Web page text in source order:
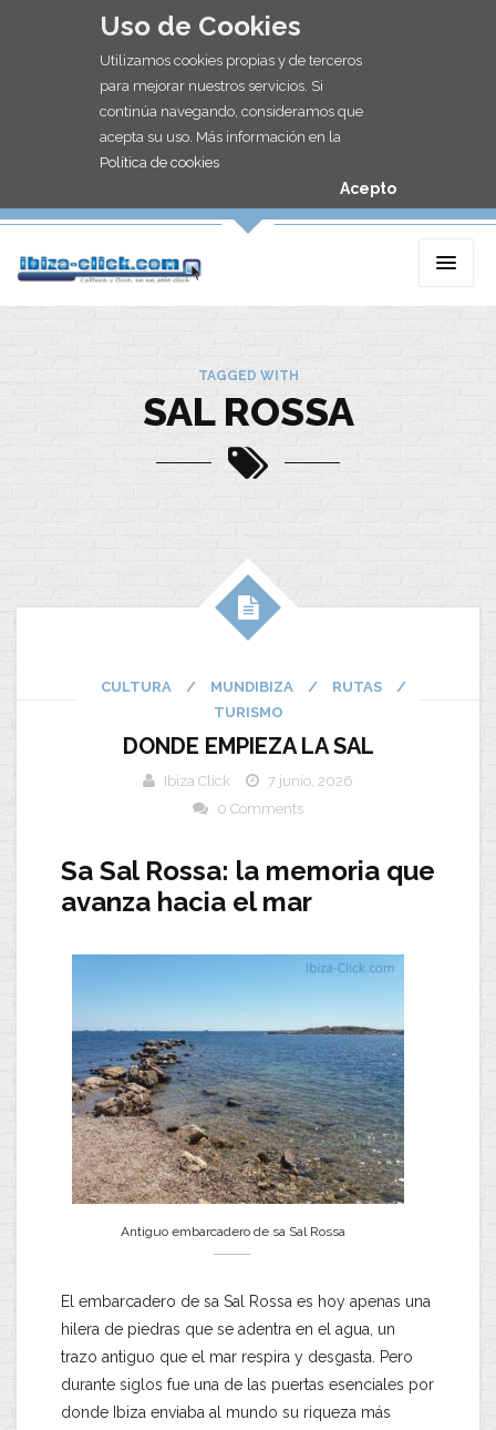
Uso de Cookies
Utilizamos cookies propias y de terceros
para mejorar nuestros servicios. Si
continúa navegando, consideramos que
acepta su uso. Más información en la
Política de cookies
Acepto
TAGGED WITH
SAL ROSSA
CULTURA / MUNDIBIZA / RUTAS
/
TURISMO
DONDE EMPIEZA LA SAL
Ibiza Click
7 junio, 2026
0 Comments
Sa Sal Rossa: la memoria que
avanza hacia el mar
Antiguo embarcadero de sa Sal Rossa
El embarcadero de sa Sal Rossa es hoy apenas una
hilera de piedras que se adentra en el agua, un
trazo antiguo que el mar respira y desgasta. Pero
durante siglos fue una de las puertas esenciales por
donde Ibiza enviaba al mundo su riqueza más